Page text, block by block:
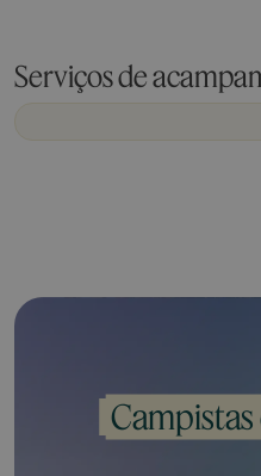
Serviços de